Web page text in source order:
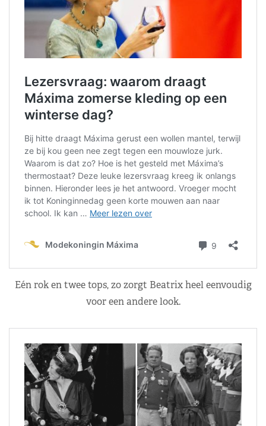
Eén rok en twee tops, zo zorgt Beatrix heel eenvoudig
voor een andere look.